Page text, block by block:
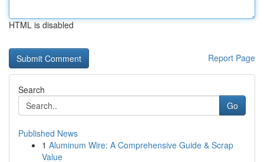
HTML is disabled
Report Page
Search
Go
Published News
1 Aluminum Wire: A Comprehensive Guide & Scrap
Value